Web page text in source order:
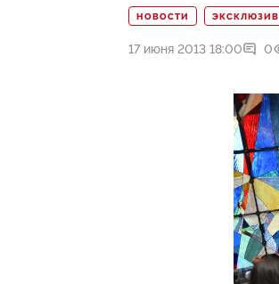
НОВОСТИ ЭКСКЛЮЗИВ
17 июня 2013 18:00 0